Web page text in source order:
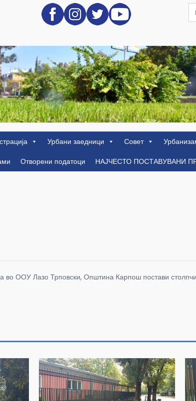
Урбани заедници Совет
Отворени податоци НАЈЧЕСТО ПОСТАВУВАНИ
во ООУ Лазо Трповски, Општина Карпош постави